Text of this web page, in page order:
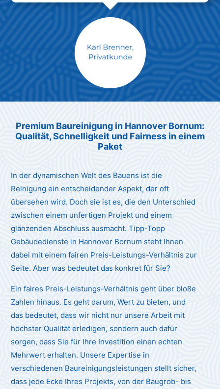
Max Mustermann
Premium Baureinigung in Hannover Bornum:
Qualität, Schnelligkeit und Fairness in einem
Paket
In der dynamischen Welt des Bauens ist die
Reinigung ein entscheidender Aspekt, der oft
übersehen wird. Doch sie ist es, die den Unterschied
zwischen einem unfertigen Projekt und einem
glänzenden Abschluss ausmacht. Tipp-Topp
Gebäudedienste in Hannover Bornum steht Ihnen
dabei mit einem fairen Preis-Leistungs-Verhältnis zur
Seite. Aber was bedeutet das konkret für Sie?
Ein faires Preis-Leistungs-Verhältnis geht über bloße
Zahlen hinaus. Es geht darum, Wert zu bieten, und
das bedeutet, dass wir nicht nur unsere Arbeit mit
höchster Qualität erledigen, sondern auch dafür
sorgen, dass Sie für Ihre Investition einen echten
Mehrwert erhalten. Unsere Expertise in
verschiedenen Baureinigungsleistungen stellt sicher,
dass jede Ecke Ihres Projekts, von der Baugrob- bis